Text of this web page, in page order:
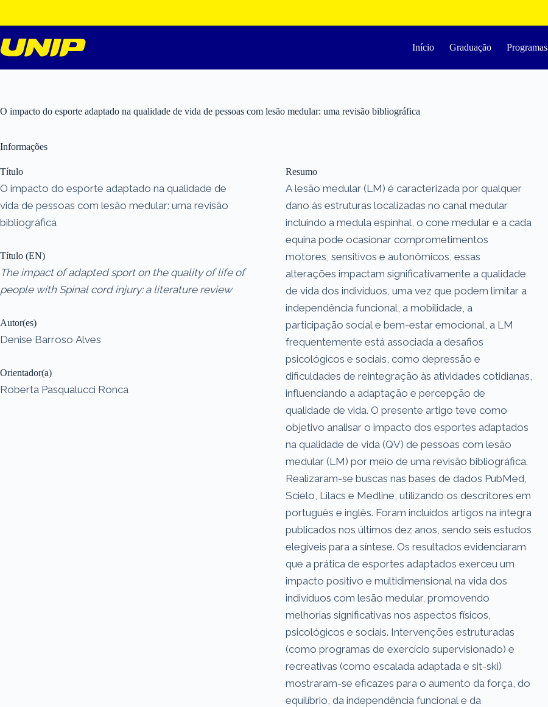
o
conteúdo
Início Graduação Programas
O impacto do esporte adaptado na qualidade de vida de pessoas com lesão medular: uma revisão bibliográfica
Informações
Título
O impacto do esporte adaptado na qualidade de
vida de pessoas com lesão medular: uma revisão
bibliográfica
Título (EN)
The impact of adapted sport on the quality of life of
people with Spinal cord injury: a literature review
Autor(es)
Denise Barroso Alves
Orientador(a)
Roberta Pasqualucci Ronca
Resumo
A lesão medular (LM) é caracterizada por qualquer
dano às estruturas localizadas no canal medular
incluindo a medula espinhal, o cone medular e a cada
equina pode ocasionar comprometimentos
motores, sensitivos e autonômicos, essas
alterações impactam significativamente a qualidade
de vida dos indivíduos, uma vez que podem limitar a
independência funcional, a mobilidade, a
participação social e bem-estar emocional, a LM
frequentemente está associada a desafios
psicológicos e sociais, como depressão e
dificuldades de reintegração às atividades cotidianas,
influenciando a adaptação e percepção de
qualidade de vida. O presente artigo teve como
objetivo analisar o impacto dos esportes adaptados
na qualidade de vida (QV) de pessoas com lesão
medular (LM) por meio de uma revisão bibliográfica.
Realizaram-se buscas nas bases de dados PubMed,
Scielo, Lilacs e Medline, utilizando os descritores em
português e inglês. Foram incluídos artigos na íntegra
publicados nos últimos dez anos, sendo seis estudos
elegíveis para a síntese. Os resultados evidenciaram
que a prática de esportes adaptados exerceu um
impacto positivo e multidimensional na vida dos
indivíduos com lesão medular, promovendo
melhorias significativas nos aspectos físicos,
psicológicos e sociais. Intervenções estruturadas
(como programas de exercício supervisionado) e
recreativas (como escalada adaptada e sit-ski)
mostraram-se eficazes para o aumento da força, do
equilíbrio, da independência funcional e da